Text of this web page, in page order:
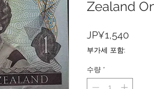
Zealand
JP¥1,540
부가세 포함:
수량 *